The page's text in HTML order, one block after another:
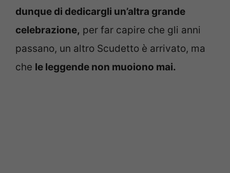
dunque di dedicargli un’altra grande
celebrazione, per far capire che gli anni
passano, un altro Scudetto è arrivato, ma
che le leggende non muoiono mai.